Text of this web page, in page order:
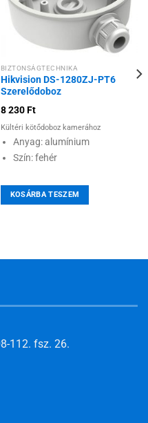
Hozzáadás a
kívánságlistához
BIZTONSÁGTECHNIKA
Hikvision DS-1280ZJ-PT6
Szerelődoboz
8 230Ft
Kültéri kötődoboz kamerához
Anyag: alumínium
Szín: fehér
KOSÁRBA TESZEM
112. fsz. 26.